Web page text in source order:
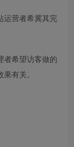
运营者希冀其完
者希望访客做的
有关。